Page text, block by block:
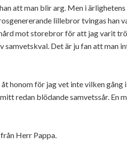
att man blir arg. Men i
lillebror tvingas han
mot storebror för att jag varit
samvetskval. Det är ju fan att man
honom för jag vet inte vilken gång
redan blödande samvetssår. En
från Herr Pappa.